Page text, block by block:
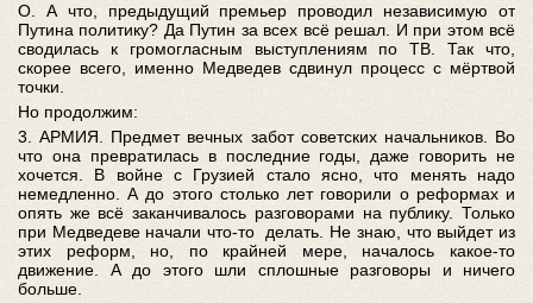
О. А что, предыдущий премьер проводил независимую от
Путина политику? Да Путин за всех всё решал. И при этом всё
сводилась к громогласным выступлениям по ТВ. Так что,
скорее всего, именно Медведев сдвинул процесс с мёртвой
точки.
Но продолжим:
3. АРМИЯ. Предмет вечных забот советских начальников. Во
что она превратилась в последние годы, даже говорить не
хочется. В войне с Грузией стало ясно, что менять надо
немедленно. А до этого столько лет говорили о реформах и
опять же всё заканчивалось разговорами на публику. Только
при Медведеве начали что-то делать. Не знаю, что выйдет из
этих реформ, но, по крайней мере, началось какое-то
движение. А до этого шли сплошные разговоры и ничего
больше.